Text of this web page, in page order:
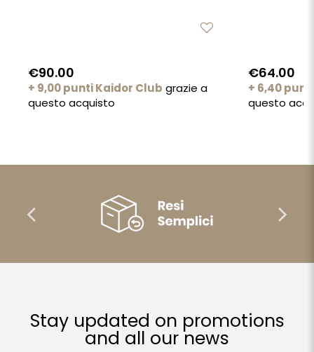
€90.00
+ 9,00 punti Kaidor Club grazie a
questo acquisto
€64.00
+ 6,40
questo
Stay updated on promotions
and all our news